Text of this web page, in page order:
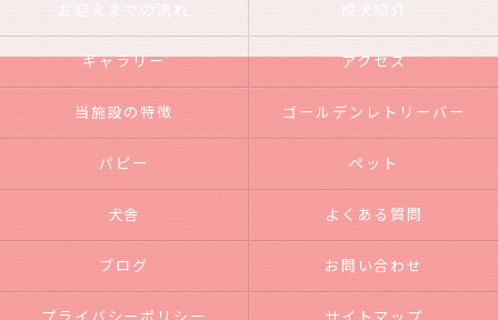
お迎えまでの流れ 成犬紹介
ギャラリー アクセス
当施設の特徴 ゴールデンレトリーバー
パピー ペット
犬舎 よくある質問
ブログ お問い合わせ